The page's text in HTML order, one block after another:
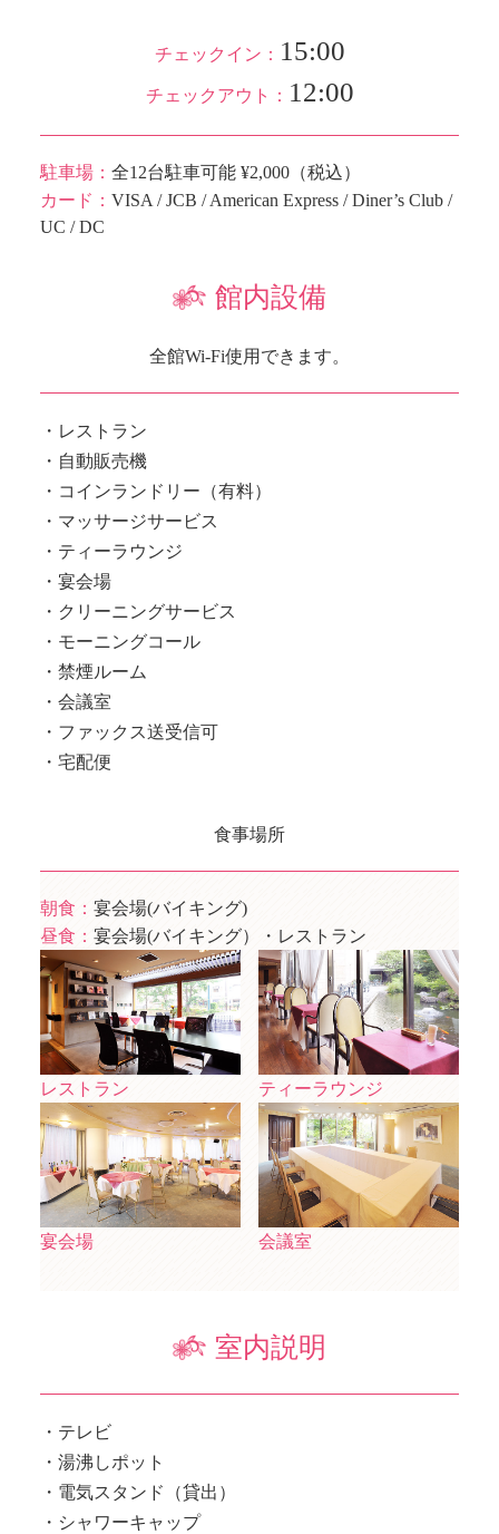
チェックイン： 15:00
チェックアウト： 12:00
駐車場： 全12台駐車可能 ¥2,000（税込）
カード： VISA / JCB / American Express / Diner’s Club /
UC / DC
館内設備
全館Wi-Fi使用できます。
レストラン
自動販売機
コインランドリー（有料）
マッサージサービス
ティーラウンジ
宴会場
クリーニングサービス
モーニングコール
禁煙ルーム
会議室
ファックス送受信可
宅配便
食事場所
朝食： 宴会場(バイキング)
昼食： 宴会場(バイキング）・レストラン
レストラン ティーラウンジ
宴会場 会議室
室内説明
テレビ
湯沸しポット
電気スタンド（貸出）
シャワーキャップ